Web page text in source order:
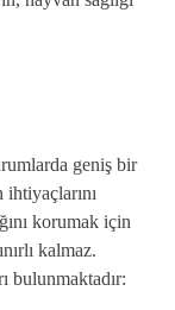
geniş bir
korumak için
kalmaz.
bulunmaktadır: